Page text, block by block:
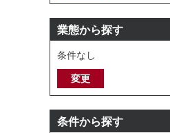
業態から探す
条件なし
変更
条件から探す